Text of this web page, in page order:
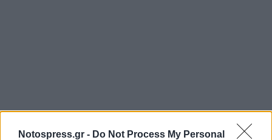
Notospress.gr - Do Not Process My Personal